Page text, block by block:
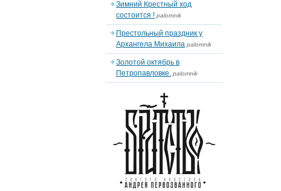
Зимний Крестный ход
состоится ! palomnik
Престольный праздник у
Архангела Михаила palomnik
Золотой октябрь в
Петропавловке. palomnik